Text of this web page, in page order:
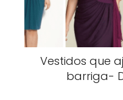
Vestidos que
barriga-